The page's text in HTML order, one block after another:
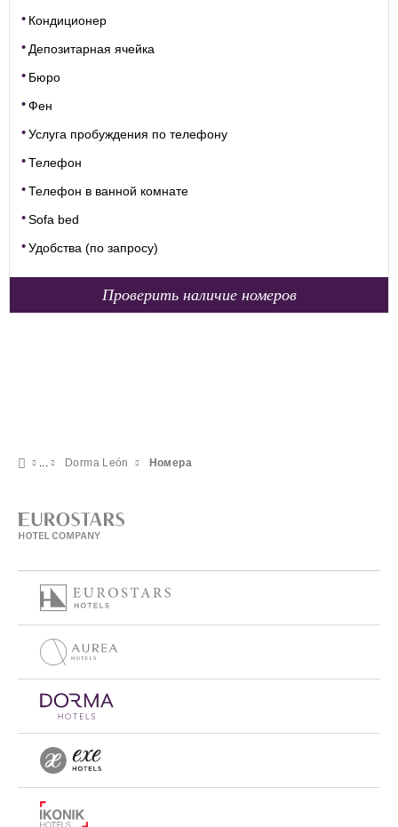
Кондиционер
Депозитарная ячейка
Бюро
Фен
Услуга пробуждения по телефону
Телефон
Телефон в ванной комнате
Sofa bed
Удобства (по запросу)
Проверить наличие номеров
Dorma León Номера